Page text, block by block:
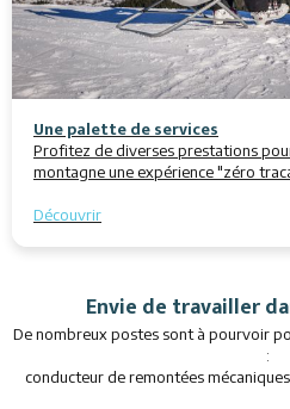
Une palette de services
Profitez de diverses prestations
montagne une expérience "zéro
Découvrir
Envie de travailler
De nombreux postes sont à pourvoir
:
conducteur de remontées